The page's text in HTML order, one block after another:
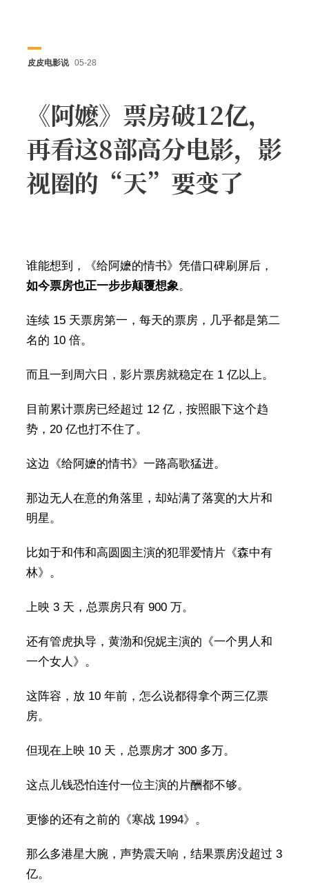
皮皮电影说 05-28
《阿嬷》票房破12亿，
再看这8部高分电影，影
视圈的“天”要变了
谁能想到，《给阿嬷的情书》凭借口碑刷屏后，
如今票房也正一步步颠覆想象。
连续 15 天票房第一，每天的票房，几乎都是第二
名的 10 倍。
而且一到周六日，影片票房就稳定在 1 亿以上。
目前累计票房已经超过 12 亿，按照眼下这个趋
势，20 亿也打不住了。
这边《给阿嬷的情书》一路高歌猛进。
那边无人在意的角落里，却站满了落寞的大片和
明星。
比如于和伟和高圆圆主演的犯罪爱情片《森中有
林》。
上映 3 天，总票房只有 900 万。
还有管虎执导，黄渤和倪妮主演的《一个男人和
一个女人》。
这阵容，放 10 年前，怎么说都得拿个两三亿票
房。
但现在上映 10 天，总票房才 300 多万。
这点儿钱恐怕连付一位主演的片酬都不够。
更惨的还有之前的《寒战 1994》。
那么多港星大腕，声势震天响，结果票房没超过 3
亿。